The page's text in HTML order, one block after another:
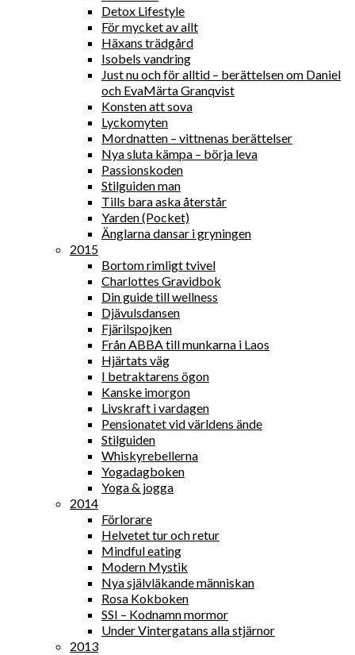
Detox Lifestyle
För mycket av allt
Häxans trädgård
Isobels vandring
Just nu och för alltid – berättelsen om Daniel
och EvaMärta Granqvist
Konsten att sova
Lyckomyten
Mordnatten – vittnenas berättelser
Nya sluta kämpa – börja leva
Passionskoden
Stilguiden man
Tills bara aska återstår
Yarden (Pocket)
Änglarna dansar i gryningen
2015
Bortom rimligt tvivel
Charlottes Gravidbok
Din guide till wellness
Djävulsdansen
Fjärilspojken
Från ABBA till munkarna i Laos
Hjärtats väg
I betraktarens ögon
Kanske imorgon
Livskraft i vardagen
Pensionatet vid världens ände
Stilguiden
Whiskyrebellerna
Yogadagboken
Yoga & jogga
2014
Förlorare
Helvetet tur och retur
Mindful eating
Modern Mystik
Nya självläkande människan
Rosa Kokboken
SSI – Kodnamn mormor
Under Vintergatans alla stjärnor
2013